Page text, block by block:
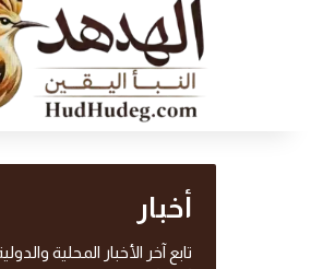
أخبار
تابع آخر الأخبار المحلية